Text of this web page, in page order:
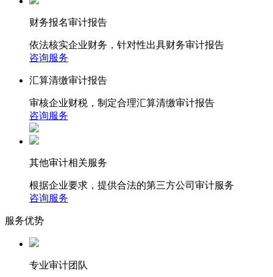
财务报名审计报告
依法核实企业财务，针对性出具财务审计报告
咨询服务
汇算清缴审计报告
审核企业财税，制定合理汇算清缴审计报告
咨询服务
其他审计相关服务
根据企业要求，提供合法的第三方公司审计服务
咨询服务
服务优势
专业审计团队